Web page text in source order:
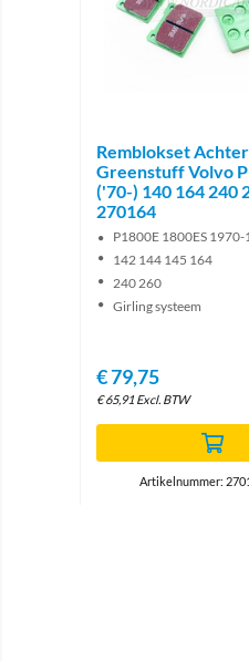
Remblokset
Greenstuff Volvo
('70-) 140 164 240
270164
P1800E 1800ES
142 144 145 164
240 260
Girling systeem
€79,75
€65,91 Excl. BTW
Artikelnummer: